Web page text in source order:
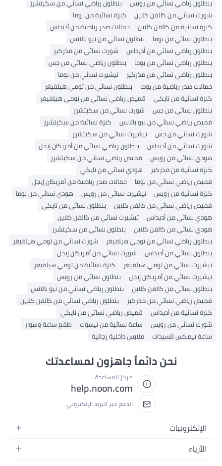
بنطلون رياضي نسائي من رويس
بنطلون رياضي نسائي من سكيتشرز
شورت نسائي من كالفن كلاين
كنزة نسائية من بوما
كنزة نسائية من كالفن كلاين
حمالات صدر رياضية من أديداس
بنطلون نسائي من بوما
بنطلون نسائي من نيو بالانس
بنطلون رياضي نسائي من أديداس
شورت نسائي من مذركير
بنطلون رياضي نسائي من بوما
بنطلون رياضي نسائي من جس
بنطلون رياضي نسائي من مذركير
تيشيرت نسائي من بوما
حمالات صدر رياضية من بوما
بنطلون نسائي من تومي هيلفيغر
كنزة نسائية من نايكي
قميص رياضي نسائي من تومي هيلفيغر
بنطلون نسائي من جس
شورت نسائي من سكيتشرز
قميص رياضي نسائي من نيو بالانس
كنزة نسائية من سكيتشرز
شورت نسائي من جس
تيشيرت نسائي من سكيتشرز
شورت نسائي من أديداس
بنطلون رياضي نسائي من أمريكان إيجل
هودي نسائي من رويس
قميص رياضي نسائي من سكيتشرز
كنزة نسائية من مذركير
هودي نسائي من نايكي
قميص رياضي نسائي من بوما
حمالات صدر رياضية من أمريكان إيجل
كنزة نسائية من رويس
تيشيرت نسائي من رويس
هودي نسائي من بوما
قميص رياضي نسائي من كالفن كلاين
بنطلون نسائي من نايكي
هودي نسائي من أديداس
تيشيرت نسائي من كالفن كلاين
هودي نسائي من كالفن كلاين
بنطلون نسائي من سكيتشرز
بنطلون رياضي نسائي من تومي هيلفيغر
شورت نسائي من تومي هيلفيغر
بنطلون نسائي من أديداس
شورت نسائي من أمريكان إيجل
تيشيرت نسائي من تومي هيلفيغر
كنزة نسائية من تومي هيلفيغر
تيشيرت نسائي من أمريكان إيجل
بنطلون نسائي من رويس
بنطلون نسائي من كالفن كلاين
بنطلون رياضي نسائي من نيو بالانس
قميص رياضي نسائي من مذركير
بنطلون رياضي نسائي من كالفن كلاين
كنزة نسائية من أديداس
قميص رياضي نسائي من نايكي
شورت نسائي من رويس
ساعة نسائية من تيسوت
طقم ساعة وسوار
ساعة تيمكس للسيدات
ملابس داخلية رجالية
نحن دائماً جاهزون لمساعدتك
مركز المساعدة
help.noon.com
الدعم عبر البريد الإلكتروني
الإلكترونيات
الجوالات
الأزياء